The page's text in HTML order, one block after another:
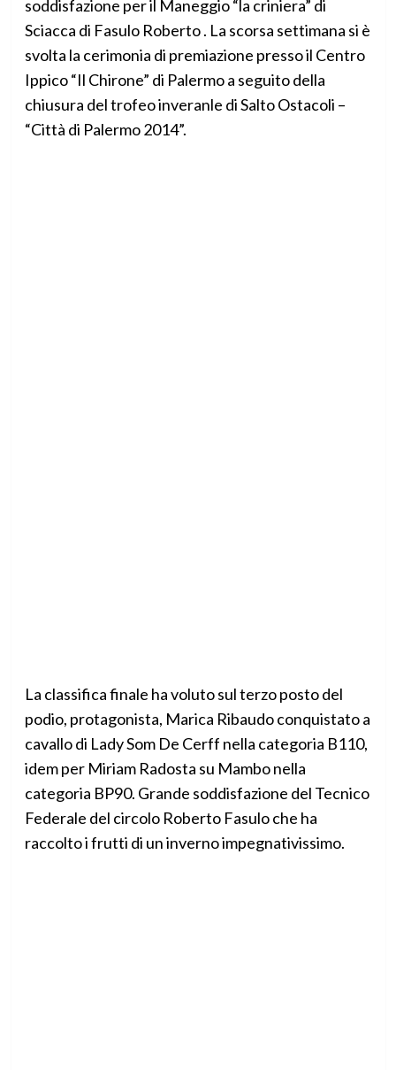
soddisfazione per il Maneggio “la criniera” di
Sciacca di Fasulo Roberto . La scorsa settimana si è
svolta la cerimonia di premiazione presso il Centro
Ippico “Il Chirone” di Palermo a seguito della
chiusura del trofeo inveranle di Salto Ostacoli –
“Città di Palermo 2014”.
La classifica finale ha voluto sul terzo posto del
podio, protagonista, Marica Ribaudo conquistato a
cavallo di Lady Som De Cerff nella categoria B110,
idem per Miriam Radosta su Mambo nella
categoria BP90. Grande soddisfazione del Tecnico
Federale del circolo Roberto Fasulo che ha
raccolto i frutti di un inverno impegnativissimo.